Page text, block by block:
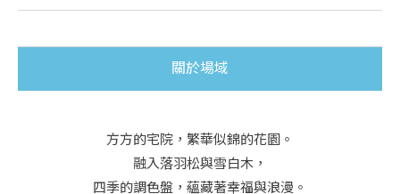
關於場域
方方的宅院，繁華似錦的花園。
融入落羽松與雪白木，
四季的調色盤，蘊藏著幸福與浪漫。
ADD. 苗栗縣通霄鎮南和里165-5號
TEL. 037-783-899